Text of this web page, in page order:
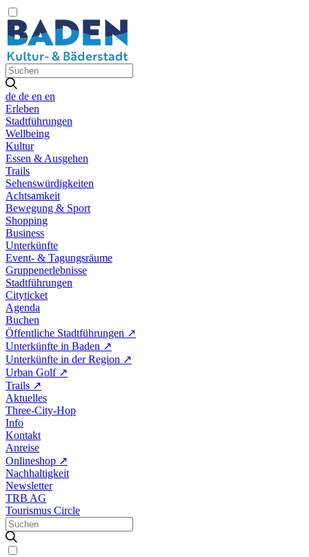
de de en en
Erleben
Stadtführungen
Wellbeing
Kultur
Essen & Ausgehen
Trails
Sehenswürdigkeiten
Achtsamkeit
Bewegung & Sport
Shopping
Business
Unterkünfte
Event- & Tagungsräume
Gruppenerlebnisse
Stadtführungen
Cityticket
Agenda
Buchen
Öffentliche Stadtführungen ↗
Unterkünfte in Baden ↗
Unterkünfte in der Region ↗
Urban Golf ↗
Trails ↗
Aktuelles
Three-City-Hop
Info
Kontakt
Anreise
Onlineshop ↗
Nachhaltigkeit
Newsletter
TRB AG
Tourismus Circle